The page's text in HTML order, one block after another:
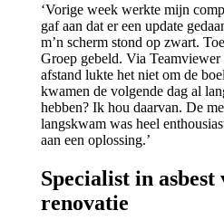
‘Vorige week werkte mijn
gaf aan dat er een update
m’n scherm stond op zwart.
Groep gebeld. Via
afstand lukte het niet om de
kwamen de volgende dag al
hebben? Ik hou daarvan. De
langskwam was heel
aan een oplossing.’
Specialist in
renovatie